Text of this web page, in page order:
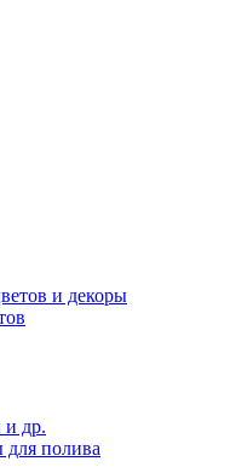
и декоры
др.
полива